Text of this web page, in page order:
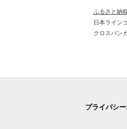
ふるさと納
日本ライン
クロスバン
プライバシ